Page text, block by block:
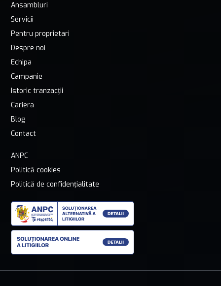
Ansambluri
Servicii
Pentru proprietari
Despre noi
Echipa
Campanie
Istoric tranzacții
Cariera
Blog
Contact
ANPC
Politică cookies
Politică de confidențialitate